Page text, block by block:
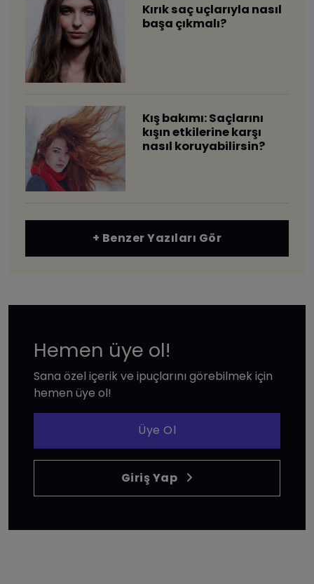
Kırık saç uçlarıyla nasıl
başa çıkmalı?
​Kış bakımı: Saçlarını
kışın etkilerine karşı
nasıl koruyabilirsin?
+ Benzer Yazıları Gör
Hemen üye ol!
Sana özel içerik ve ipuçlarını görebilmek için
hemen üye ol!
Üye Ol
Giriş Yap